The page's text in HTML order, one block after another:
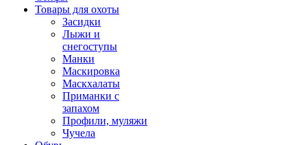
Товары для охоты
Засидки
Лыжи и
снегоступы
Манки
Маскировка
Маскхалаты
Приманки с
запахом
Профили, муляжи
Чучела